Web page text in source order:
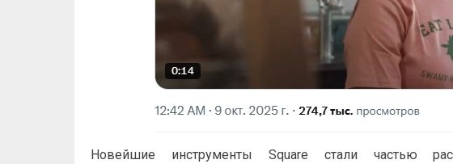
Новейшие инструменты Square стали частью